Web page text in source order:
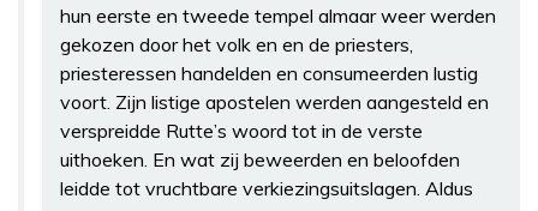
hun eerste en tweede tempel almaar weer werden
gekozen door het volk en en de priesters,
priesteressen handelden en consumeerden lustig
voort. Zijn listige apostelen werden aangesteld en
verspreidde Rutte’s woord tot in de verste
uithoeken. En wat zij beweerden en beloofden
leidde tot vruchtbare verkiezingsuitslagen. Aldus